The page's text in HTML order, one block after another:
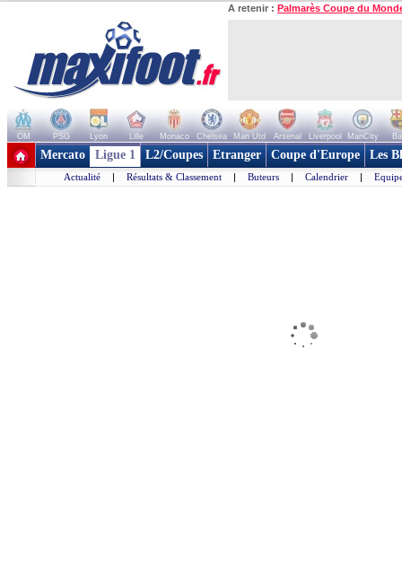
A retenir : Palmarès Coupe du
OM PSG Lyon Lille Monaco Chelsea Man Utd Arsenal Liverpool ManCity
+ de clubs
Mercato Ligue 1 L2/Coupes Etranger Coupe d'Europe Les
Actualité | Résultats & Classement | Buteurs | Calendrier |